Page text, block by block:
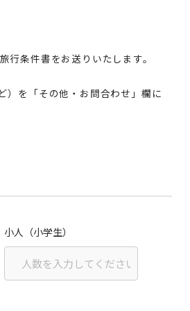
条件書をお送りいたします。
を「その他・お問合わせ」欄に
小人（小学生）